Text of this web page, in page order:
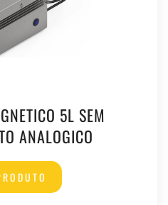
5L SEM
ANALOGICO